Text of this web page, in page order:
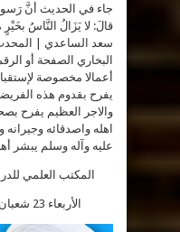
جاء في الحديث أنَّ
قالَ: لا يَزَالُ النَّاسُ
سعد الساعدي |
أعمالا مخصوصة
يفرح بقدوم هذه
والاجر العظيم يفرح
اهله واصدقائه
عليه وآله وسلم يبشر
المكتب العلمي
الأربعاء 23 شعبان 1444 هجرية 15 آذار 2023